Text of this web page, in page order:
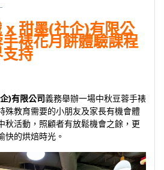
x 甜墨(社企)有限公
裱花月餅體驗課程
持
)有限公司義務舉辦一場中秋豆蓉手裱
殊教育需要的小朋友及家長有機會體
秋活動，照顧者有放鬆機會之餘，更
快的烘焙時光。